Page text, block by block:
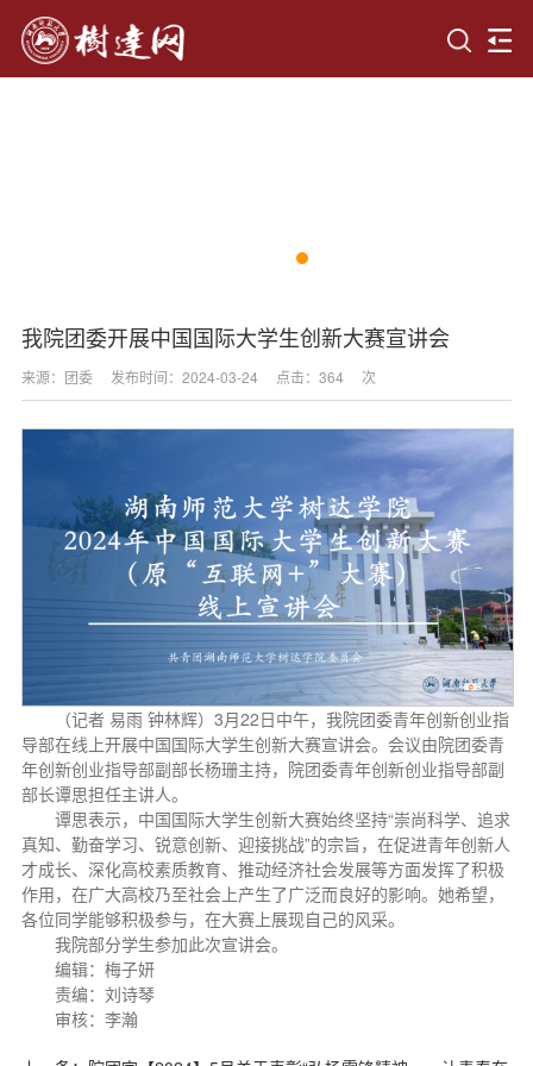
我院团委开展中国国际大学生创新大赛宣讲会
来源：团委 发布时间：2024-03-24 点击： 364 次
（记者 易雨 钟林辉）3月22日中午，我院团委青年创新创业指
导部在线上开展中国国际大学生创新大赛宣讲会。会议由院团委青
年创新创业指导部副部长杨珊主持，院团委青年创新创业指导部副
部长谭思担任主讲人。
谭思表示，中国国际大学生创新大赛始终坚持“崇尚科学、追求
真知、勤奋学习、锐意创新、迎接挑战”的宗旨，在促进青年创新人
才成长、深化高校素质教育、推动经济社会发展等方面发挥了积极
作用，在广大高校乃至社会上产生了广泛而良好的影响。她希望，
各位同学能够积极参与，在大赛上展现自己的风采。
我院部分学生参加此次宣讲会。
编辑：梅子妍
责编：刘诗琴
审核：李瀚